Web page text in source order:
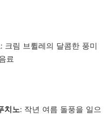
: 크림 브륄레의 달콤한 풍미
료
치노: 작년 여름 돌풍을 일으